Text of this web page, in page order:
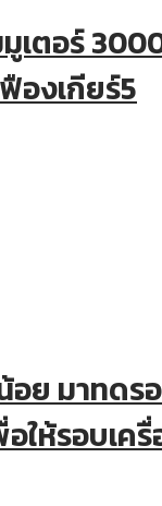
เตอร์
องเกียร์5
อย มาทดร
อให้รอบเค